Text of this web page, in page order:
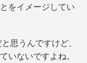
をイメージしてい
思うんですけど、
いないですよね。